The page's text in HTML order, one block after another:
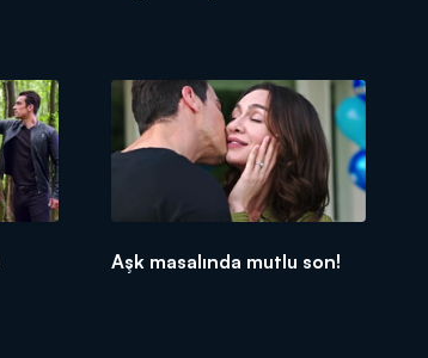
Aşk masalında mutlu son!